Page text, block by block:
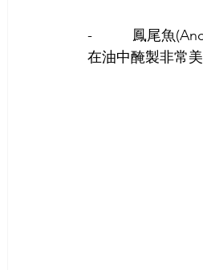
-          鳳尾魚
在油中醃製非常美